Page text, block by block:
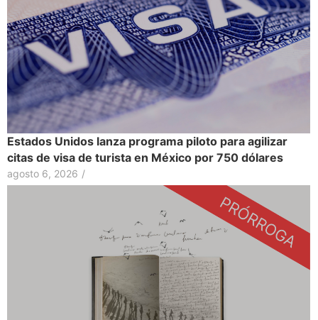
Estados Unidos lanza programa piloto para agilizar
citas de visa de turista en México por 750 dólares
agosto 6, 2026 /